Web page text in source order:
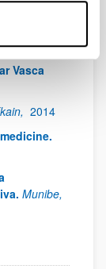
Vasca
2014
Munibe,